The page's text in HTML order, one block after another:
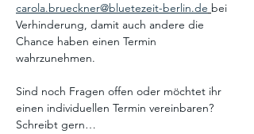
carola.brueckner@bluetezeit-berlin.de bei
Verhinderung, damit auch andere die
Chance haben einen Termin
wahrzunehmen.
Sind noch Fragen offen oder möchtet ihr
einen individuellen Termin vereinbaren?
Schreibt gern…